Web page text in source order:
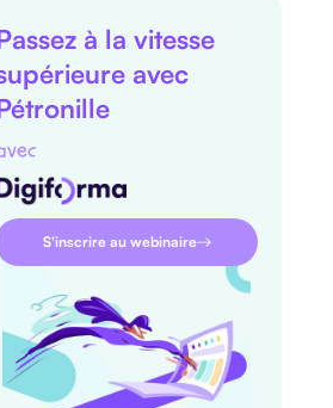
à la vitesse
avec
S'inscrire au webinaire